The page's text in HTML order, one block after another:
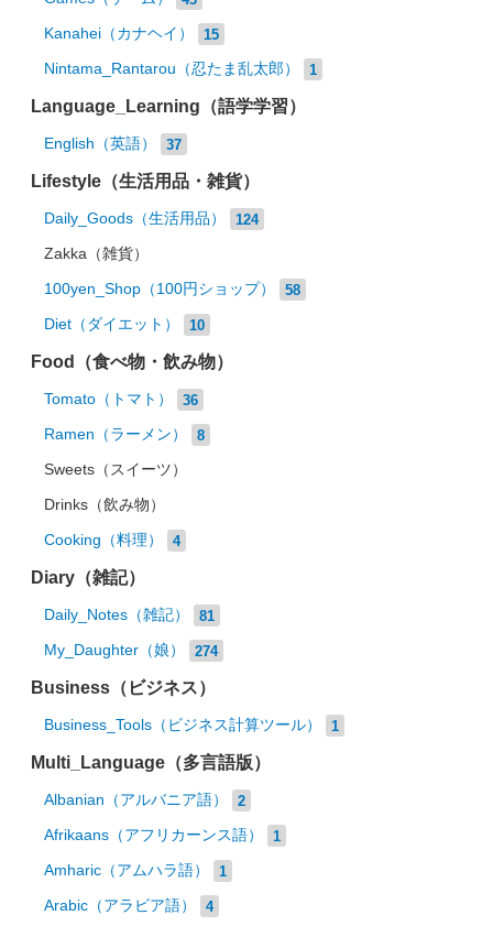
Kanahei（カナヘイ） 15
Nintama_Rantarou（忍たま乱太郎） 1
Language_Learning（語学学習）
English（英語） 37
Lifestyle（生活用品・雑貨）
Daily_Goods（生活用品） 124
Zakka（雑貨）
100yen_Shop（100円ショップ） 58
Diet（ダイエット） 10
Food（食べ物・飲み物）
Tomato（トマト） 36
Ramen（ラーメン） 8
Sweets（スイーツ）
Drinks（飲み物）
Cooking（料理） 4
Diary（雑記）
Daily_Notes（雑記） 81
My_Daughter（娘） 274
Business（ビジネス）
Business_Tools（ビジネス計算ツール） 1
Multi_Language（多言語版）
Albanian（アルバニア語） 2
Afrikaans（アフリカーンス語） 1
Amharic（アムハラ語） 1
Arabic（アラビア語） 4